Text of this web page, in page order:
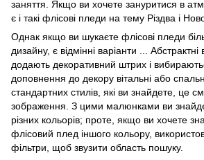
заняття. Якщо ви хочете зануритися в
є і такі флісові пледи на тему Різдва і
Однак якщо ви шукаєте флісові пледи
дизайну, є відмінні варіанти ...
додають декоративний штрих і
доповнення до декору вітальні або
стандартних стилів, які ви знайдете, це
зображення. З цими малюнками ви
різних кольорів; проте, якщо ви хочете
флісовий плед іншого кольору,
фільтри, щоб звузити область пошуку.